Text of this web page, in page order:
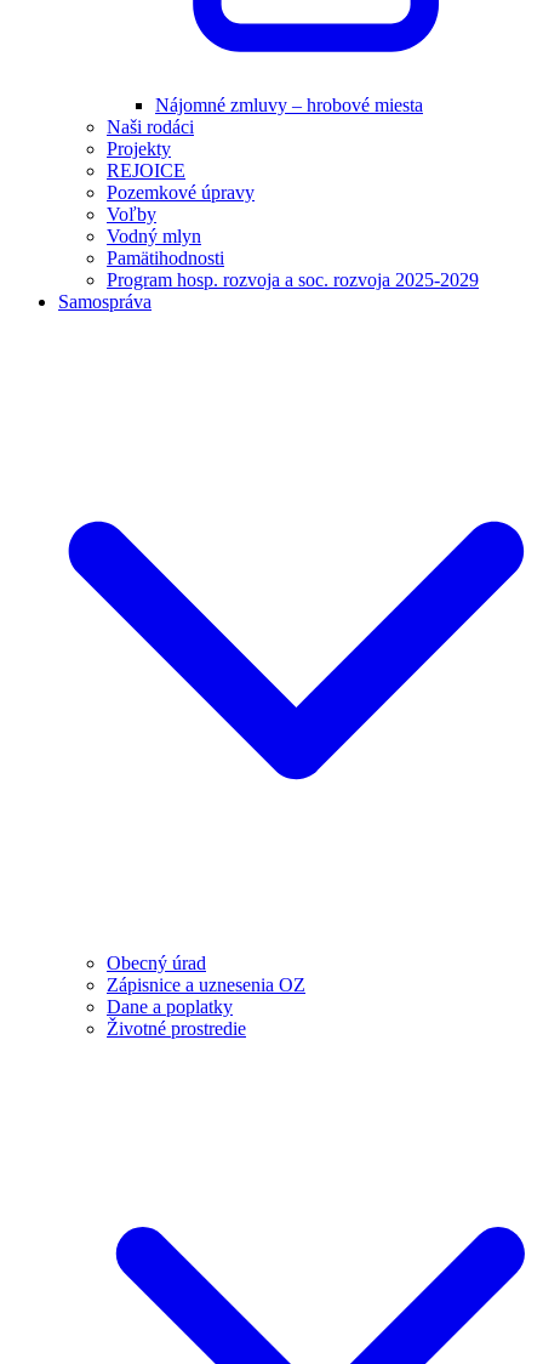
Nájomné zmluvy – hrobové miesta
Naši rodáci
Projekty
REJOICE
Pozemkové úpravy
Voľby
Vodný mlyn
Pamätihodnosti
Program hosp. rozvoja a soc. rozvoja 2025-2029
Samospráva
Obecný úrad
Zápisnice a uznesenia OZ
Dane a poplatky
Životné prostredie